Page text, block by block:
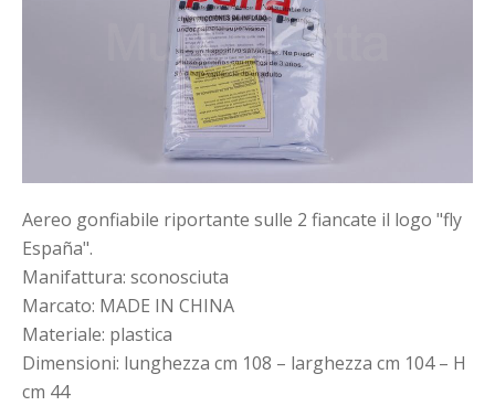
Aereo gonfiabile riportante sulle 2 fiancate il logo "fly
España".
Manifattura: sconosciuta
Marcato: MADE IN CHINA
Materiale: plastica
Dimensioni: lunghezza cm 108 – larghezza cm 104 – H
cm 44